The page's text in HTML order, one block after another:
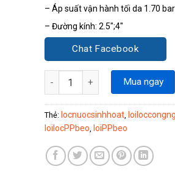
– Áp suất vận hành tối da 1.70
– Đường kính: 2.5″;4″
Chat Facebook
Lõi PP Béo số lượngMua ngay
Thẻ: locnuocsinhhoat,
loilocPPbeo, loiPPbeo